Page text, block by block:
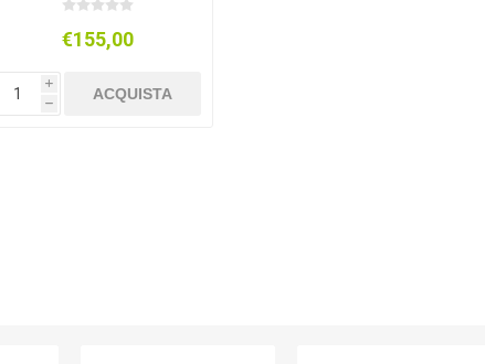
€155,00
i
h
ACQUISTA